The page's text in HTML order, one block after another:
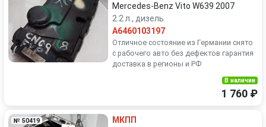
Mercedes-Benz Vito W639 2007
2.2 л., дизель
A6460103197
Отличное состояние из Германии снято
с рабочего авто без дефектов гарантия
доставка в регионы и РФ
В наличии
1 760 ₽
№ 50419
МКПП